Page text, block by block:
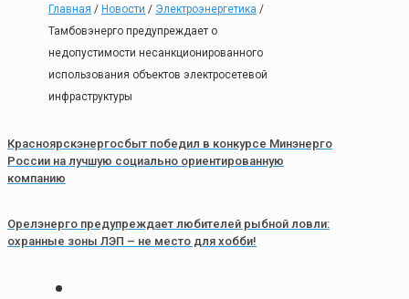
Главная / Новости / Электроэнергетика /
Тамбовэнерго предупреждает о
недопустимости несанкционированного
использования объектов электросетевой
инфраструктуры
Красноярскэнергосбыт победил в конкурсе Минэнерго
России на лучшую социально ориентированную
компанию
Орелэнерго предупреждает любителей рыбной ловли:
охранные зоны ЛЭП – не место для хобби!